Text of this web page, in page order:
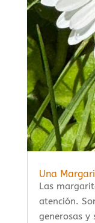
Una
Las
atención.
generosas y